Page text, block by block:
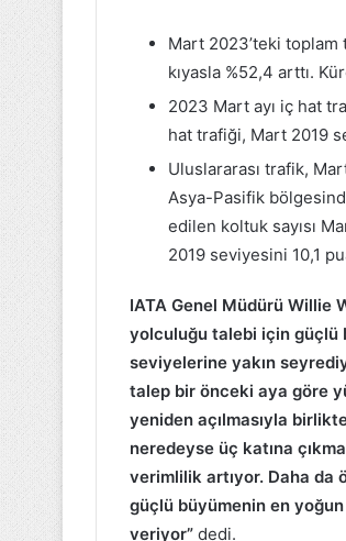
Mart 2023’teki
kıyasla %52,4 arttı.
2023 Mart ayı iç hat
hat trafiği, Mart 2019
Uluslararası trafik,
Asya-Pasifik
edilen koltuk sayısı
2019 seviyesini 10,1
IATA Genel Müdürü Willie
yolculuğu talebi için güçlü
seviyelerine yakın
talep bir önceki aya göre
yeniden açılmasıyla
neredeyse üç katına
verimlilik artıyor. Daha da
güçlü büyümenin en
veriyor” dedi.